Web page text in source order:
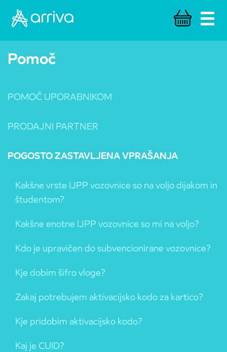
Pomoč
POMOČ UPORABNIKOM
PRODAJNI PARTNER
POGOSTO ZASTAVLJENA VPRAŠANJA
Kakšne vrste IJPP vozovnice so na voljo dijakom in
študentom?
Kakšne enotne IJPP vozovnice so mi na voljo?
Kdo je upravičen do subvencionirane vozovnice?
Kje dobim šifro vloge?
Zakaj potrebujem aktivacijsko kodo za kartico?
Kje pridobim aktivacijsko kodo?
Kaj je CUID?